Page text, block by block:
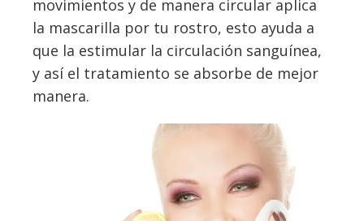
movimientos y de manera circular aplica
la mascarilla por tu rostro, esto ayuda a
que la estimular la circulación sanguínea,
y así el tratamiento se absorbe de mejor
manera.